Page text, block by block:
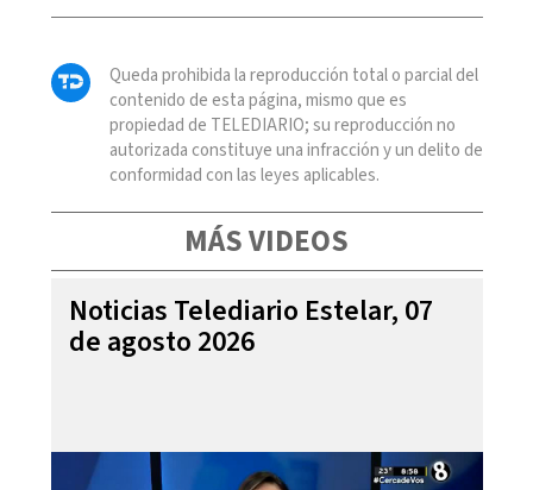
Queda prohibida la reproducción total o parcial del
contenido de esta página, mismo que es
propiedad de TELEDIARIO; su reproducción no
autorizada constituye una infracción y un delito de
conformidad con las leyes aplicables.
MÁS VIDEOS
Noticias Telediario Estelar, 07
de agosto 2026